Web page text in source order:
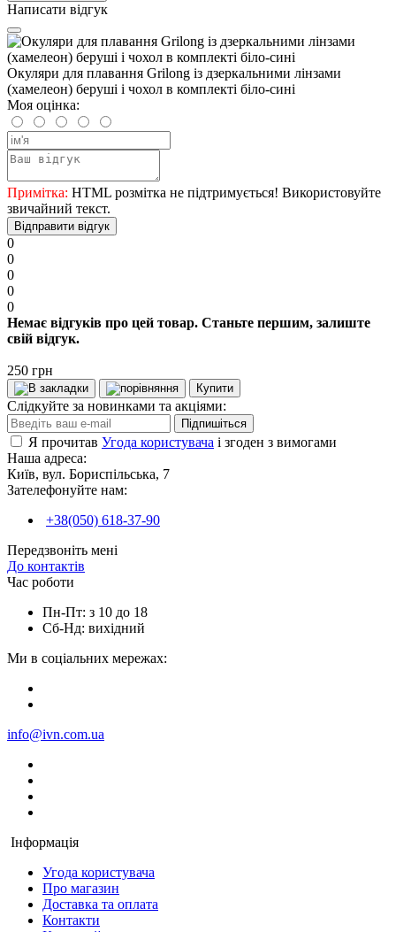
Написати відгук
Окуляри для плавання Grilong із дзеркальними лінзами
(хамелеон) беруші і чохол в комплекті біло-сині
Моя оцінка:
Примітка: HTML розмітка не підтримується! Використовуйте
звичайний текст.
Відправити відгук
0
0
0
0
0
Немає відгуків про цей товар. Станьте першим, залиште
свій відгук.
250 грн
Купити
Слідкуйте за новинками та акціями:
Підпишіться
Я прочитав Угода користувача і згоден з вимогами
Наша адреса:
Київ, вул. Бориспільська, 7
Зателефонуйте нам:
+38(050) 618-37-90
Передзвоніть мені
До контактів
Час роботи
Пн-Пт: з 10 до 18
Сб-Нд: вихідний
Ми в соціальних мережах:
info@ivn.com.ua
Інформація
Угода користувача
Про магазин
Доставка та оплата
Контакти